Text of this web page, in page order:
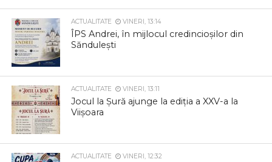
ACTUALITATE VINERI, 13:14
ÎPS Andrei, în mijlocul credincioșilor din
Săndulești
ACTUALITATE VINERI, 13:11
Jocul la Șură ajunge la ediția a XXV-a la
Viișoara
ACTUALITATE VINERI, 12:32